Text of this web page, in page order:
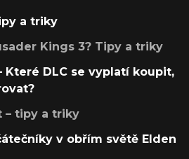
a triky
Kings 3? Tipy a triky
Které DLC se vyplatí koupit,
– tipy a triky
v obřím světě Elden